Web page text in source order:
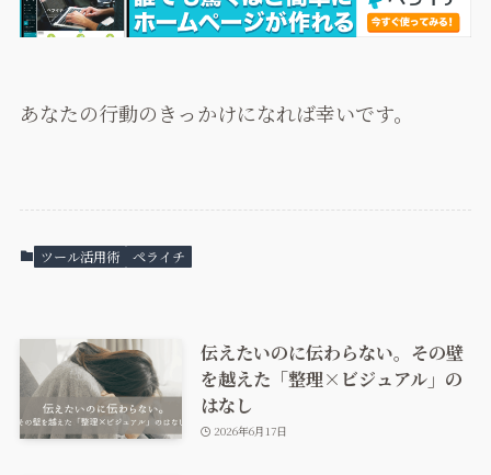
あなたの行動のきっかけになれば幸いです。
ツール活用術 ペライチ
伝えたいのに伝わらない。その壁
を越えた「整理×ビジュアル」の
はなし
2026年6月17日